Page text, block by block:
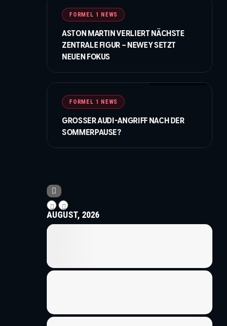
FORMEL 1 NEWS
ASTON MARTIN VERLIERT NÄCHSTE
ZENTRALE FIGUR – NEWEY SETZT
NEUEN FOKUS
FORMEL 1 NEWS
GROSSER AUDI-ANGRIFF NACH DER S
OMMERPAUSE?
AUGUST, 2026